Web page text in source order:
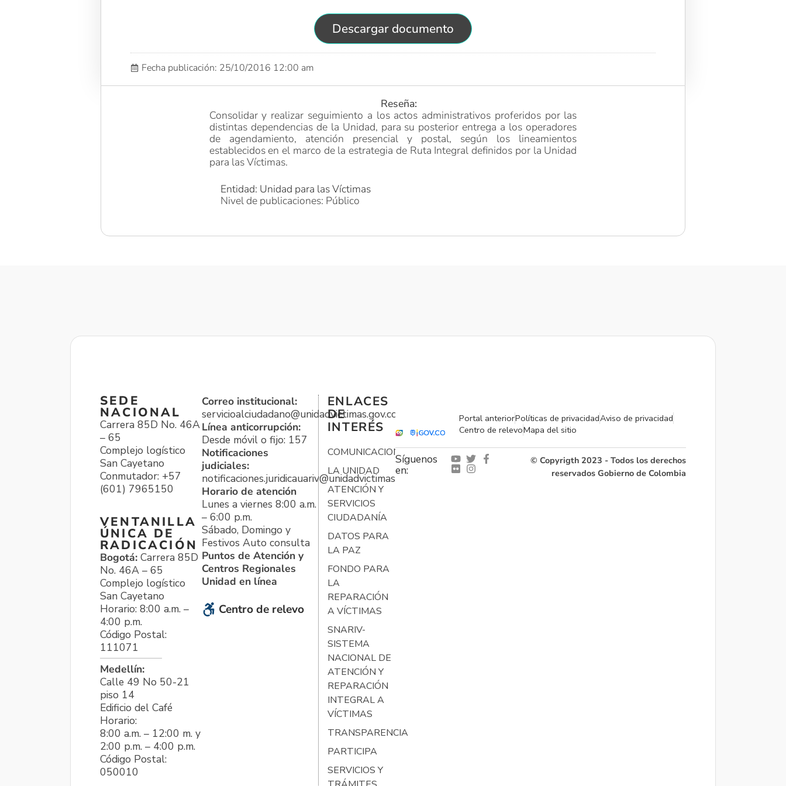
Descargar documento
Fecha publicación: 25/10/2016 12:00 am
Reseña:
Consolidar y realizar seguimiento a los actos administrativos proferidos por las
distintas dependencias de la Unidad, para su posterior entrega a los operadores
de agendamiento, atención presencial y postal, según los lineamientos
establecidos en el marco de la estrategia de Ruta Integral definidos por la Unidad
para las Víctimas.
Entidad: Unidad para las Víctimas
Nivel de publicaciones: Público
SEDE
NACIONAL
Carrera 85D No. 46A
– 65
Complejo logístico
San Cayetano
Conmutador: +57
(601) 7965150
VENTANILLA
ÚNICA DE
RADICACIÓN
Bogotá: Carrera 85D
No. 46A – 65
Complejo logístico
San Cayetano
Horario: 8:00 a.m. –
4:00 p.m.
Código Postal:
111071
Medellín:
Calle 49 No 50-21
piso 14
Edificio del Café
Horario:
8:00 a.m. – 12:00 m. y
2:00 p.m. – 4:00 p.m.
Código Postal:
050010
Correo institucional:
servicioalciudadano@unidadvictimas.gov.co
Línea anticorrupción:
Desde móvil o fijo: 157
Notificaciones
judiciales:
notificaciones.juridicauariv@unidadvictimas.gov.co
Horario de atención
Lunes a viernes 8:00 a.m.
– 6:00 p.m.
Sábado, Domingo y
Festivos Auto consulta
Puntos de Atención y
Centros Regionales
Unidad en línea
Centro de relevo
ENLACES
DE
INTERÉS
COMUNICACIONES
LA UNIDAD
ATENCIÓN Y
SERVICIOS
CIUDADANÍA
DATOS PARA
LA PAZ
FONDO PARA
LA
REPARACIÓN
A VÍCTIMAS
SNARIV-
SISTEMA
NACIONAL DE
ATENCIÓN Y
REPARACIÓN
INTEGRAL A
VÍCTIMAS
TRANSPARENCIA
PARTICIPA
SERVICIOS Y
Portal anteriorPolíticas de privacidadAviso de privacidad
Centro de relevoMapa del sitio
Síguenos
en:
© Copyrigth 2023 - Todos los derechos
reservados Gobierno de Colombia